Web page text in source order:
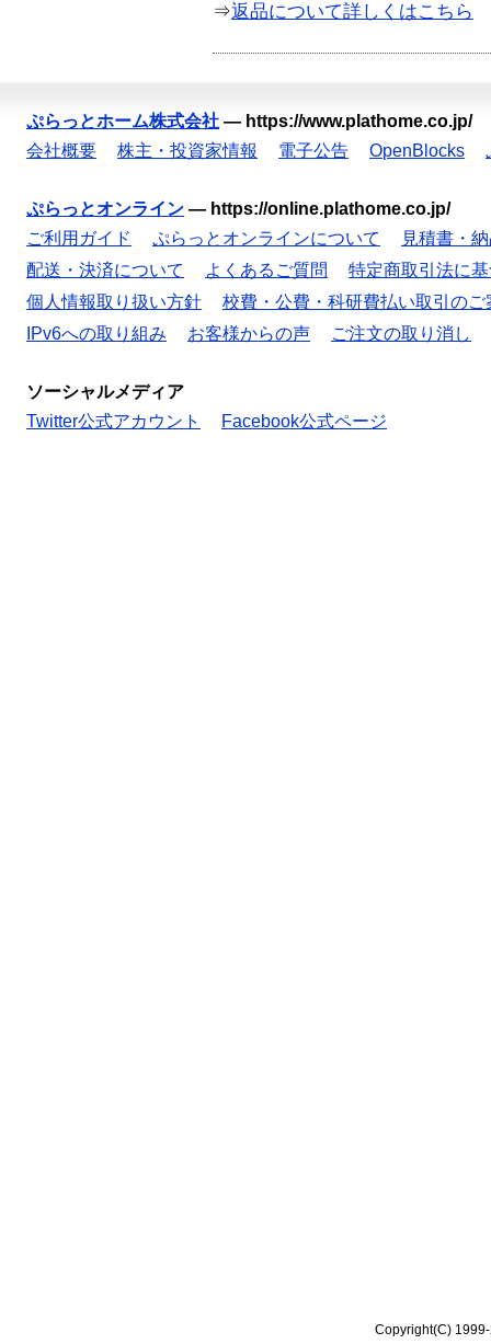
⇒返品について詳しくはこちら
ぷらっとホーム株式会社 — https://www.plathome.co.jp/
会社概要
株主・投資家情報 電子公告 OpenBlocks
ぷらっとオンライン — https://online.plathome.co.jp/
ご利用ガイド
ぷらっとオンラインについて
見積書・
配送・決済について
よくあるご質問
特定商取引法に
個人情報取り扱い方針
校費・公費・科研費払い取引のご
IPv6への取り組み
お客様からの声 ご注文の取り消し
ソーシャルメディア
Twitter公式アカウント
Facebook公式ページ
Copyright(C)